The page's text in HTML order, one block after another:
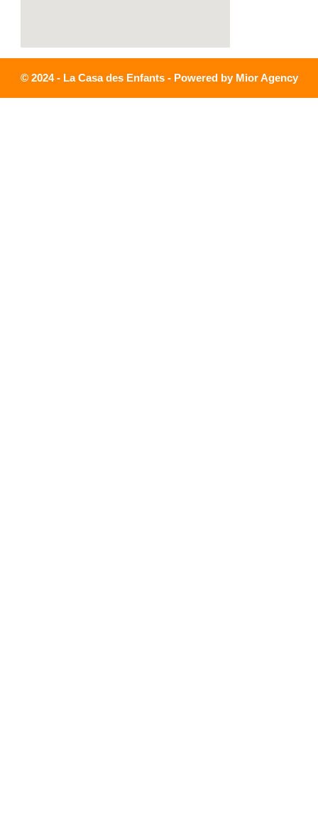
© 2024 - La Casa des Enfants - Powered by Mior Agency